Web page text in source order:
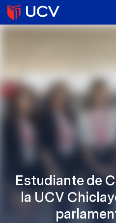
Estudiante de
la UCV